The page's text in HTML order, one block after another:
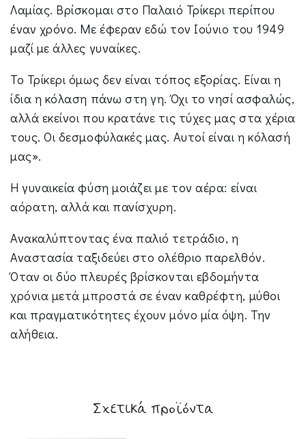
Λαμίας. Βρίσκομαι στο Παλαιό Τρίκερι περίπου
έναν χρόνο. Με έφεραν εδώ τον Ιούνιο του 1949
μαζί με άλλες γυναίκες.
Το Τρίκερι όμως δεν είναι τόπος εξορίας. Είναι η
ίδια η κόλαση πάνω στη γη. Όχι το νησί ασφαλώς,
αλλά εκείνοι που κρατάνε τις τύχες μας στα χέρια
τους. Οι δεσμοφύλακές μας. Αυτοί είναι η κόλασή
μας».
Η γυναικεία φύση μοιάζει με τον αέρα: είναι
αόρατη, αλλά και πανίσχυρη.
Ανακαλύπτοντας ένα παλιό τετράδιο, η
Αναστασία ταξιδεύει στο ολέθριο παρελθόν.
Όταν οι δύο πλευρές βρίσκονται εβδομήντα
χρόνια μετά μπροστά σε έναν καθρέφτη, μύθοι
και πραγματικότητες έχουν μόνο μία όψη. Την
αλήθεια.
Σχετικά προϊόντα